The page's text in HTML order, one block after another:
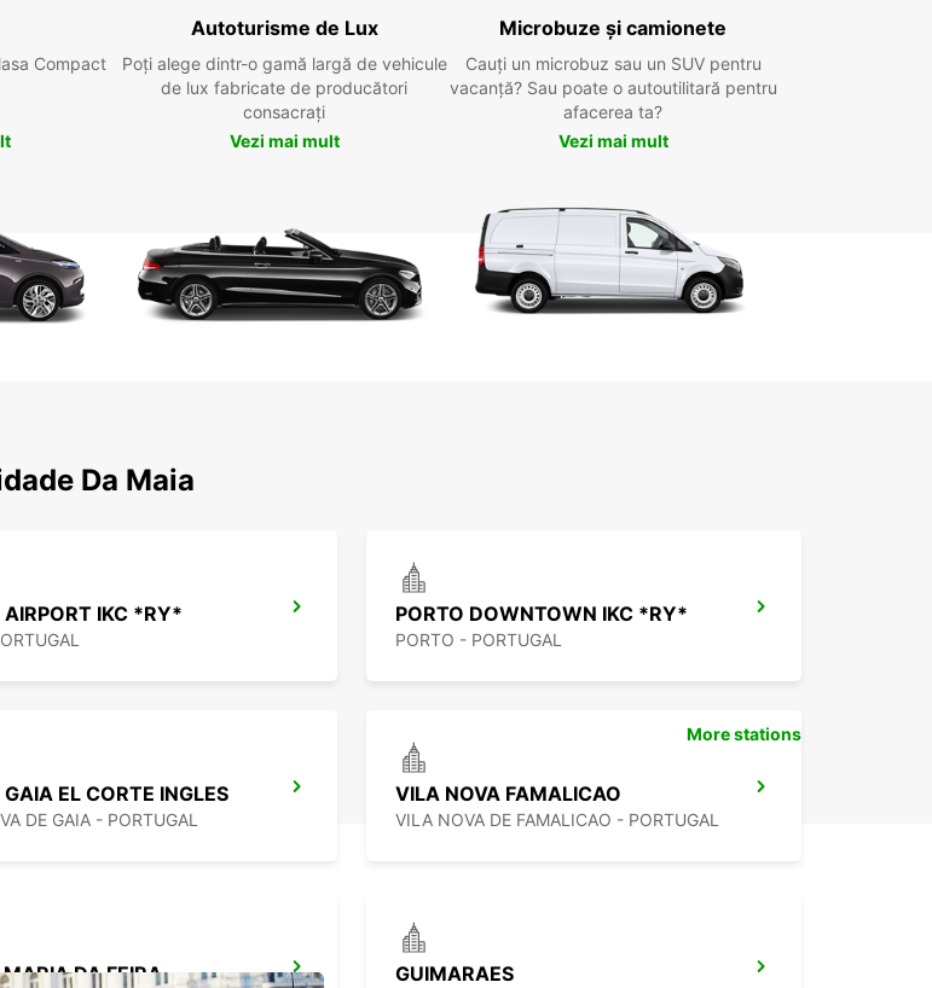
Compact
Autoturisme de Lux
Poți alege dintr-o gamă largă de vehicule
de lux fabricate de producători
consacrați
Vezi mai mult
Microbuze și camionete
Cauți un microbuz sau un SUV pentru
vacanță? Sau poate o autoutilitară pentru
afacerea ta?
Vezi mai mult
Da Maia
AIRPORT IKC *RY* PORTO DOWNTOWN IKC *RY*
PORTO - PORTUGAL
GAIA EL CORTE INGLES
DE GAIA - PORTUGAL
VILA NOVA FAMALICAO
VILA NOVA DE FAMALICAO - PORTUGAL
DA FEIRA GUIMARAES
More stations